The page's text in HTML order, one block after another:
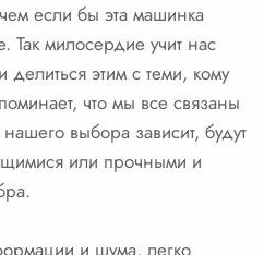
если бы эта машинка
Так милосердие учит нас
этим с теми, кому
что мы все связаны
выбора зависит, будут
или прочными и
и шума, легко